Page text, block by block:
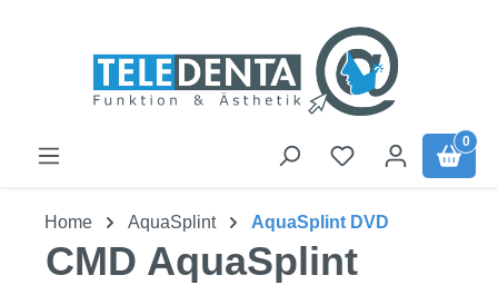
0
Home AquaSplint AquaSplint DVD
CMD AquaSplint